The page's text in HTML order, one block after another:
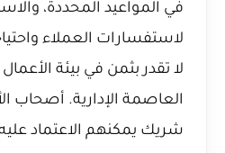
في المواعيد المحددة،
لاستفسارات العملاء
لا تقدر بثمن في بيئة
العاصمة الإدارية. أصحاب
شريك يمكنهم الاعتماد